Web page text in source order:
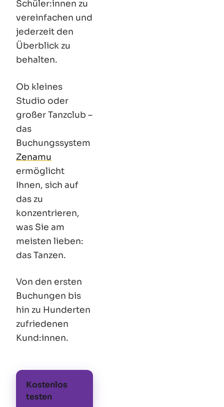
Schüler:innen zu
vereinfachen und
jederzeit den
Überblick zu
behalten.
Ob kleines
Studio oder
großer Tanzclub –
das
Buchungssystem
Zenamu
ermöglicht
Ihnen, sich auf
das zu
konzentrieren,
was Sie am
meisten lieben:
das Tanzen.
Von den ersten
Buchungen bis
hin zu Hunderten
zufriedenen
Kund:innen.
Kostenlos
testen